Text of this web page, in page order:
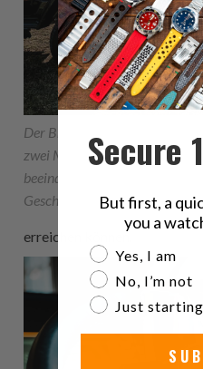
Der Brabus Shadow 900
zwei Mercury Verado 450
beeindruckende
Geschwindigkeiten
erreichen können.
Secure
But first, a
you a
Are you a
Yes, I am
No, I’m not
Just